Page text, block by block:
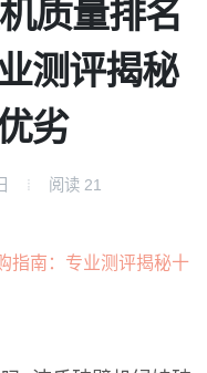
质量排名
测评揭秘
劣
阅读 21